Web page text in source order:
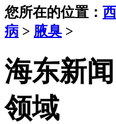
您所在的位置：
病 > 腋臭 >
海东新
领域